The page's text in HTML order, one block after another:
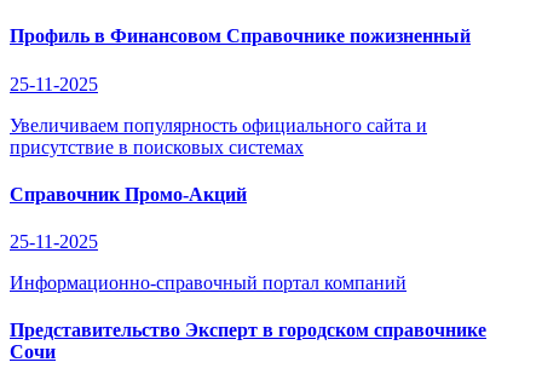
Профиль в Финансовом Справочнике пожизненный
25-11-2025
Увеличиваем популярность официального сайта и
присутствие в поисковых системах
Справочник Промо-Акций
25-11-2025
Информационно-справочный портал компаний
Представительство Эксперт в городском справочнике
Сочи